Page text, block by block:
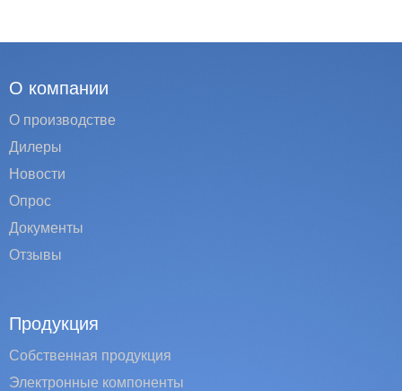
О компании
О производстве
Дилеры
Новости
Опрос
Документы
Отзывы
Продукция
Собственная продукция
Электронные компоненты